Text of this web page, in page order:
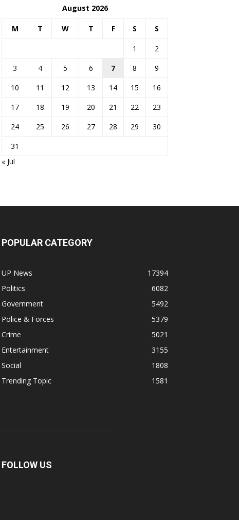
August 2026
M T W T F S S
1
2
3
4 5 6 7 8
9
10
11 12 13 14 15
16
17
18 19 20 21 22
23
24
25 26 27 28 29
30
31
« Jul
POPULAR CATEGORY
UP News
17394
Politics
6082
Government
5492
Police & Forces
5379
Crime
5021
Entertainment
3155
Social
1808
Trending Topic
1581
FOLLOW US